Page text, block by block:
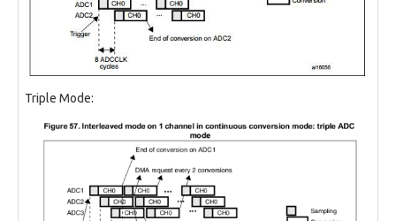
Triple Mode: